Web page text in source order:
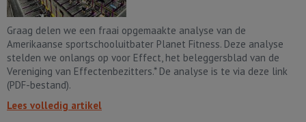
Graag delen we een fraai opgemaakte analyse van de
Amerikaanse sportschooluitbater Planet Fitness. Deze analyse
stelden we onlangs op voor Effect, het beleggersblad van de
Vereniging van Effectenbezitters.* De analyse is te via deze link
(PDF-bestand).
Lees volledig artikel